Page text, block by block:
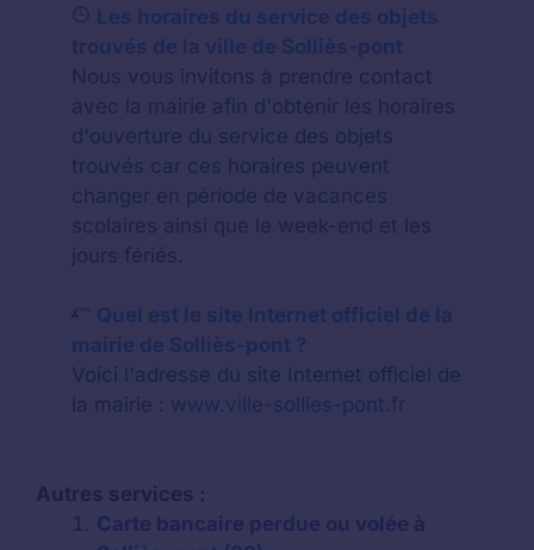
Les horaires du service des objets
trouvés de la ville de Solliès-pont
Nous vous invitons à prendre contact
avec la mairie afin d'obtenir les horaires
d'ouverture du service des objets
trouvés car ces horaires peuvent
changer en période de vacances
scolaires ainsi que le week-end et les
jours fériés.
Quel est le site Internet officiel de la
mairie de Solliès-pont ?
Voici l'adresse du site Internet officiel de
la mairie : www.ville-sollies-pont.fr
Autres services :
Carte bancaire perdue ou volée à